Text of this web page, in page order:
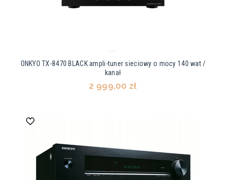
ONKYO TX-8470 BLACK ampli-tuner sieciowy o mocy 140 wat /
kanał
2 999,00 zł